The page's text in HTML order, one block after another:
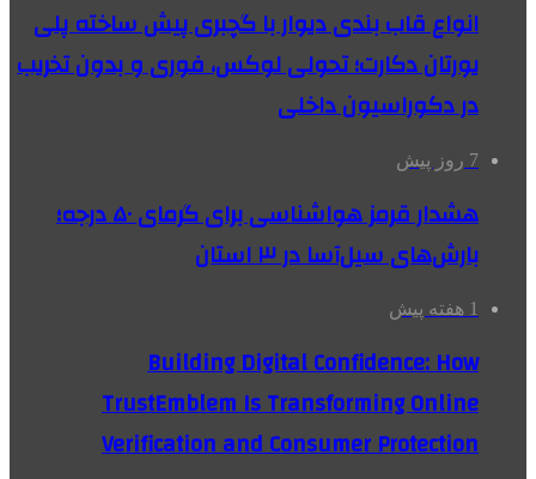
انواع قاب بندی دیوار با گچبری پیش ساخته پلی
یورتان دکارت؛ تحولی لوکس، فوری و بدون تخریب
در دکوراسیون داخلی
7 روز پیش
هشدار قرمز هواشناسی برای گرمای ۵۰ درجه؛
بارش‌های سیل‌آسا در ۳ استان
1 هفته پیش
Building Digital Confidence: How
TrustEmblem Is Transforming Online
Verification and Consumer Protection